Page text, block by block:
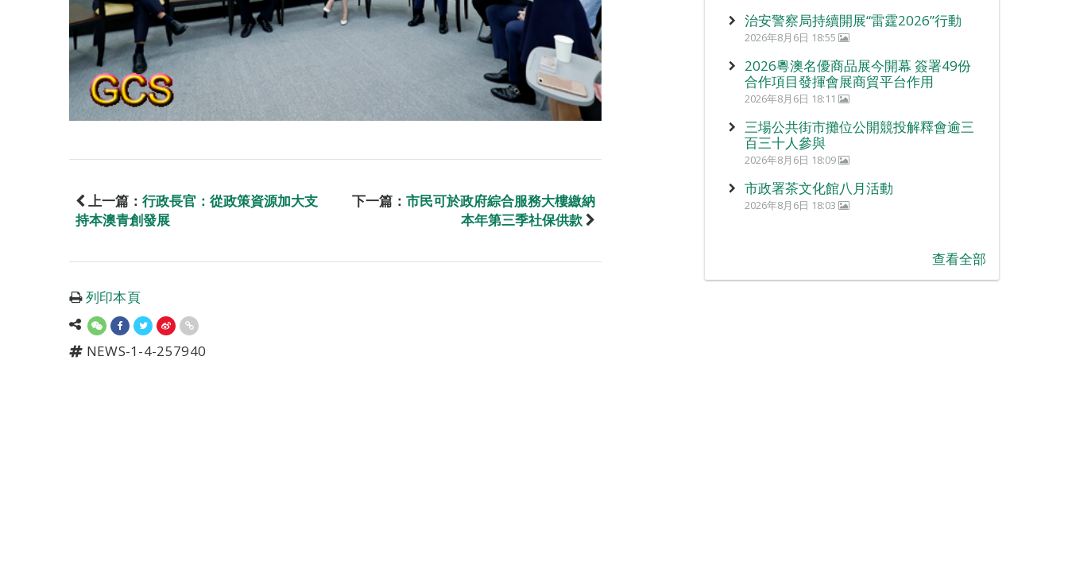
上一篇： 行政長官：從政策資源加大支
持本澳青創發展
下一篇： 市民可於政府綜合服務大樓繳納
本年第三季社保供款
列印本頁
NEWS-1-4-257940
治安警察局持續開展“雷霆2026”行動
2026年8月6日 18:55
2026粵澳名優商品展今開幕 簽署49份
合作項目發揮會展商貿平台作用
2026年8月6日 18:11
三場公共街市攤位公開競投解釋會逾三
百三十人參與
2026年8月6日 18:09
市政署茶文化館八月活動
2026年8月6日 18:03
查看全部